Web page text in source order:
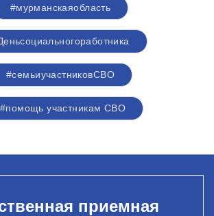
#мурманскаяобласть
#семьиучастниковСВО
#помощь участникам СВО
приемная